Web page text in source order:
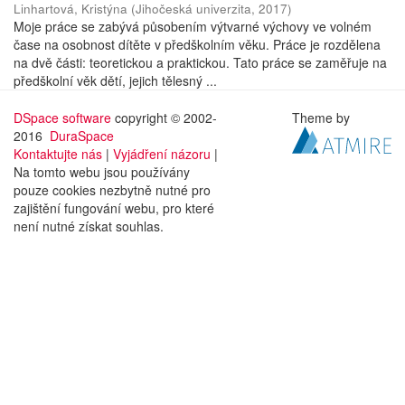
Linhartová, Kristýna (Jihočeská univerzita, 2017)
Moje práce se zabývá působením výtvarné výchovy ve volném
čase na osobnost dítěte v předškolním věku. Práce je rozdělena
na dvě části: teoretickou a praktickou. Tato práce se zaměřuje na
předškolní věk dětí, jejich tělesný ...
DSpace software copyright © 2002-
2016 DuraSpace
Kontaktujte nás | Vyjádření názoru |
Na tomto webu jsou používány
pouze cookies nezbytně nutné pro
zajištění fungování webu, pro které
není nutné získat souhlas.
Theme by